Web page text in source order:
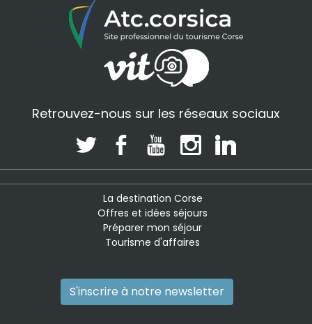
Retrouvez-nous sur les réseaux sociaux
La destination Corse
Offres et idées séjours
Préparer mon séjour
Tourisme d'affaires
S'inscrire à notre newsletter